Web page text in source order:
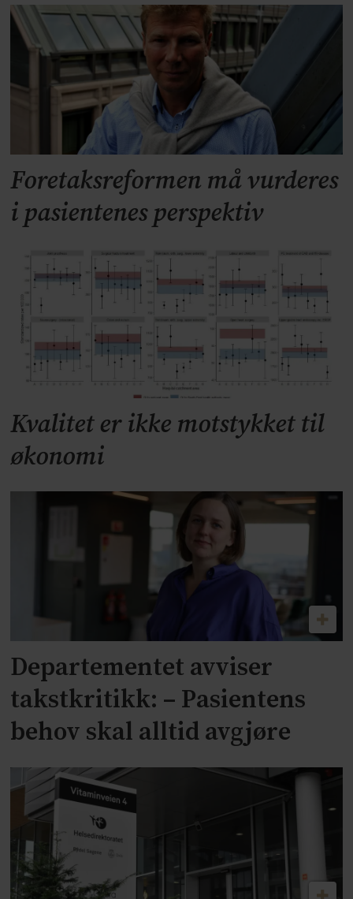
Foretaksreformen må vurderes
i pasientenes perspektiv
Kvalitet er ikke motstykket til
økonomi
Departementet avviser
takstkritikk: – Pasientens
behov skal alltid avgjøre